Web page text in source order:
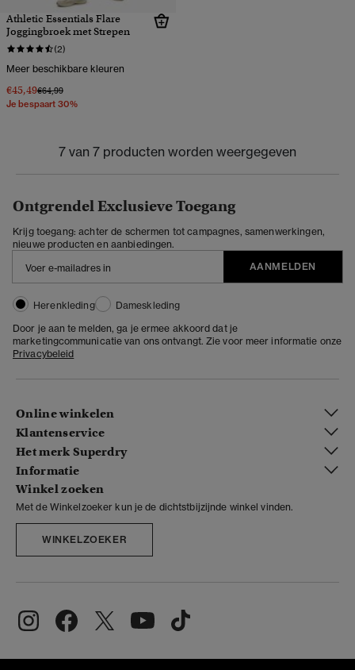
Athletic Essentials Flare
Joggingbroek met Strepen
(2)
Meer beschikbare kleuren
€45,49Prijs verlaagd van
€64,99naar
Je bespaart 30%
7 van 7 producten worden weergegeven
Ontgrendel Exclusieve Toegang
Krijg toegang: achter de schermen tot campagnes, samenwerkingen,
nieuwe producten en aanbiedingen.
AANMELDEN
Herenkleding
Dameskleding
Door je aan te melden, ga je ermee akkoord dat je
marketingcommunicatie van ons ontvangt. Zie voor meer informatie onze
Privacybeleid
Online winkelen
Klantenservice
Het merk Superdry
Informatie
Winkel zoeken
Met de Winkelzoeker kun je de dichtstbijzijnde winkel vinden.
WINKELZOEKER